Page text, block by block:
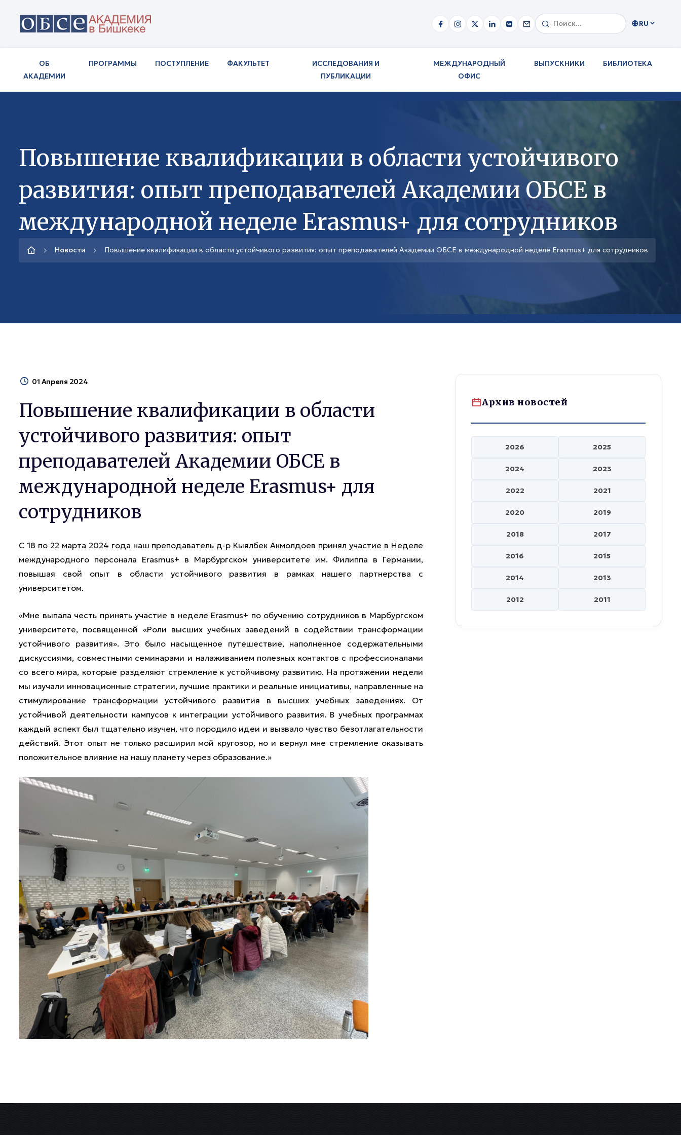
RU
ОБ
АКАДЕМИИ
ПРОГРАММЫ ПОСТУПЛЕНИЕ ФАКУЛЬТЕТ
ИССЛЕДОВАНИЯ И
ПУБЛИКАЦИИ
МЕЖДУНАРОДНЫЙ
ОФИС
ВЫПУСКНИКИ БИБЛИОТЕКА
Повышение квалификации в области устойчивого
развития: опыт преподавателей Академии ОБСЕ в
международной неделе Erasmus+ для сотрудников
Новости Повышение квалификации в области устойчивого развития: опыт преподавателей Академии ОБСЕ в международной неделе Erasmus+ для сотрудников
01 Апреля 2024
Повышение квалификации в области
устойчивого развития: опыт
преподавателей Академии ОБСЕ в
международной неделе Erasmus+ для
сотрудников
С 18 по 22 марта 2024 года наш преподаватель д-р Кыялбек Акмолдоев принял участие в Неделе
международного персонала Erasmus+ в Марбургском университете им. Филиппа в Германии,
повышая свой опыт в области устойчивого развития в рамках нашего партнерства с
университетом.
«Мне выпала честь принять участие в неделе Erasmus+ по обучению сотрудников в Марбургском
университете, посвященной «Роли высших учебных заведений в содействии трансформации
устойчивого развития». Это было насыщенное путешествие, наполненное содержательными
дискуссиями, совместными семинарами и налаживанием полезных контактов с профессионалами
со всего мира, которые разделяют стремление к устойчивому развитию. На протяжении недели
мы изучали инновационные стратегии, лучшие практики и реальные инициативы, направленные на
стимулирование трансформации устойчивого развития в высших учебных заведениях. От
устойчивой деятельности кампусов к интеграции устойчивого развития. В учебных программах
каждый аспект был тщательно изучен, что породило идеи и вызвало чувство безотлагательности
действий. Этот опыт не только расширил мой кругозор, но и вернул мне стремление оказывать
положительное влияние на нашу планету через образование.»
Архив новостей
2026 2025
2024 2023
2022 2021
2020 2019
2018 2017
2016 2015
2014 2013
2012 2011